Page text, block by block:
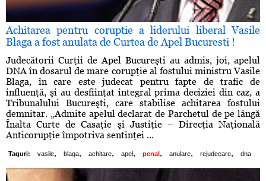
Achitarea pentru coruptie a liderului liberal Vasile
Blaga a fost anulata de Curtea de Apel Bucuresti !
Judecătorii Curţii de Apel Bucureşti au admis, joi, apelul
DNA în dosarul de mare corupţie al fostului ministru Vasile
Blaga, în care este judecat pentru fapte de trafic de
influenţă, şi au desfiinţat integral prima deciziei din caz, a
Tribunalului Bucureşti, care stabilise achitarea fostului
demnitar. „Admite apelul declarat de Parchetul de pe lângă
Înalta Curte de Casaţie şi Justiţie – Direcţia Naţională
Anticorupţie împotriva sentinţei ...
Taguri: vasile, blaga, achitare, apel , penal , anulare, rejudecare, dna